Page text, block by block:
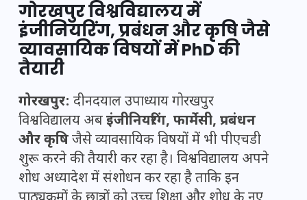
गोरखपुर विश्वविद्यालय में
इंजीनियरिंग, प्रबंधन और कृषि जैसे
व्यावसायिक विषयों में PhD की
तैयारी
गोरखपुर: दीनदयाल उपाध्याय गोरखपुर
विश्वविद्यालय अबइंजीनियरिंग, फार्मेसी, प्रबंधन
और कृषिजैसे व्यावसायिक विषयों में भी पीएचडी
शुरू करने की तैयारी कर रहा है। विश्वविद्यालय अपने
शोध अध्यादेश में संशोधन कर रहा है ताकि इन